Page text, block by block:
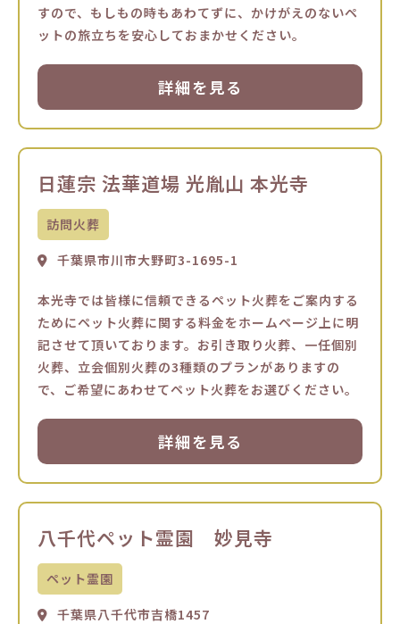
すので、もしもの時もあわてずに、かけがえのないペ
ットの旅立ちを安心しておまかせください。
詳細を見る
日蓮宗 法華道場 光胤山 本光寺
訪問火葬
千葉県市川市大野町3-1695-1
本光寺では皆様に信頼できるペット火葬をご案内する
ためにペット火葬に関する料金をホームページ上に明
記させて頂いております。お引き取り火葬、一任個別
火葬、立会個別火葬の3種類のプランがありますの
で、ご希望にあわせてペット火葬をお選びください。
詳細を見る
八千代ペット霊園 妙見寺
ペット霊園
千葉県八千代市吉橋1457